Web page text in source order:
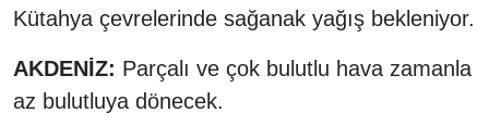
Kütahya çevrelerinde sağanak yağış bekleniyor.
AKDENİZ: Parçalı ve çok bulutlu hava zamanla
az bulutluya dönecek.